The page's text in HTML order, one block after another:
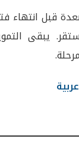
قبل انتهاء
يبقى